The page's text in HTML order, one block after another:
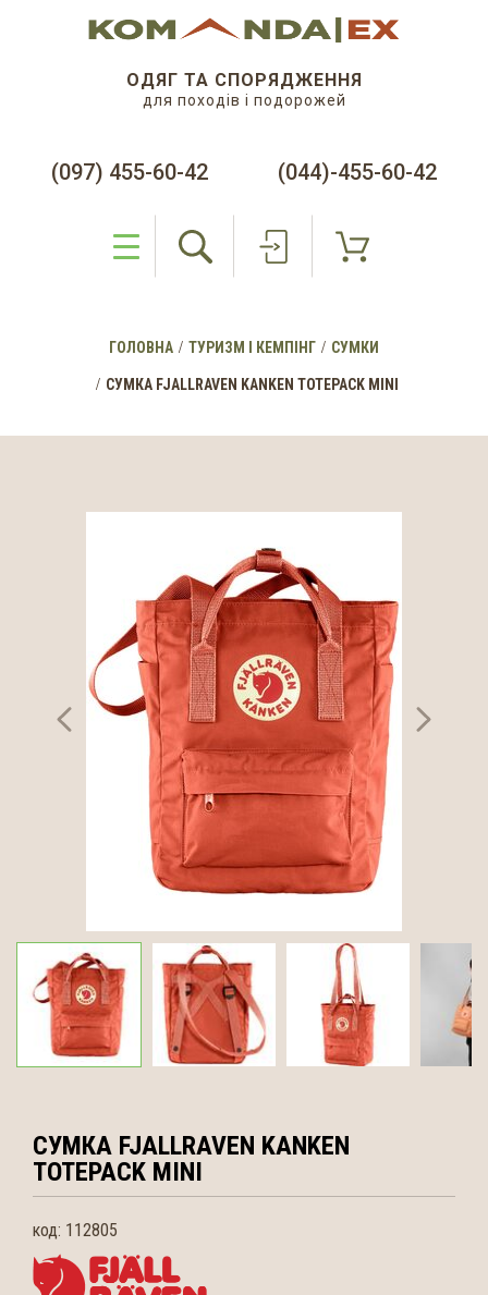
ОДЯГ ТА СПОРЯДЖЕННЯ
для походів і подорожей
(097) 455-60-42 (044)-455-60-42
ГОЛОВНА ТУРИЗМ І КЕМПІНГ СУМКИ
СУМКА FJALLRAVEN KANKEN TOTEPACK MINI
СУМКА FJALLRAVEN KANKEN
TOTEPACK MINI
код: 112805